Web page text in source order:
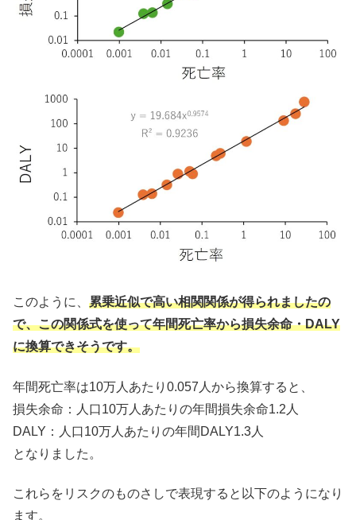
このように、 累乗近似で高い相関関係が得られましたの
で、この関係式を使って年間死亡率から損失余命・DALY
に換算できそうです。
年間死亡率は10万人あたり0.057人から換算すると、
損失余命：人口10万人あたりの年間損失余命1.2人
DALY：人口10万人あたりの年間DALY1.3人
となりました。
これらをリスクのものさしで表現すると以下のようになり
ます。